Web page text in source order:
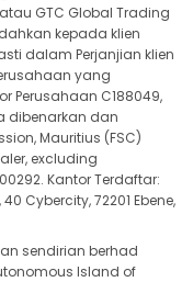
-8.59
-
6.47
GTC Global Trading
kepada klien
dalam Perjanjian klien
yang
Perusahaan C188049,
dibenarkan dan
Mauritius (FSC)
excluding
Kantor Terdaftar:
Cybercity, 72201 Ebene,
sendirian berhad
Island of